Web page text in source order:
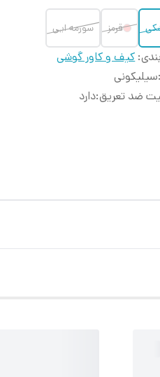
قرمز سورمه ایی
:کیف و کاور گوشی
سیلیکونی
ضد تعریق:دارد